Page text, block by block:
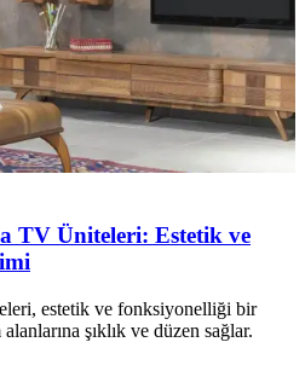
TV Üniteleri: Estetik ve
estetik ve fonksiyonelliği bir
şıklık ve düzen sağlar.